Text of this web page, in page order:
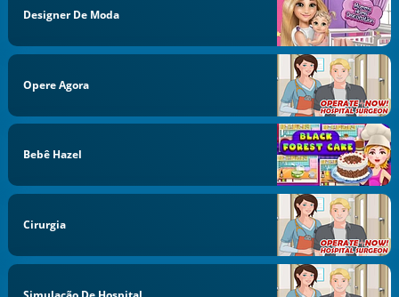
Designer De Moda
Opere Agora
Bebê Hazel
Cirurgia